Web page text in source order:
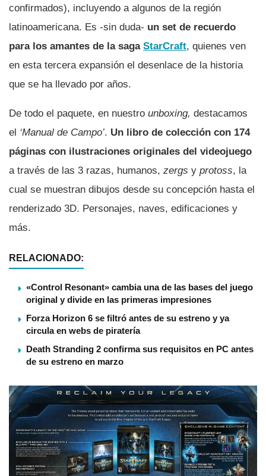
confirmados), incluyendo a algunos de la región
latinoamericana. Es -sin duda- un set de recuerdo
para los amantes de la saga StarCraft, quienes ven
en esta tercera expansión el desenlace de la historia
que se ha llevado por años.
De todo el paquete, en nuestro unboxing, destacamos
el ‘Manual de Campo’. Un libro de colección con 174
páginas con ilustraciones originales del videojuego
a través de las 3 razas, humanos, zergs y protoss, la
cual se muestran dibujos desde su concepción hasta el
renderizado 3D. Personajes, naves, edificaciones y
más.
RELACIONADO:
«Control Resonant» cambia una de las bases del juego
original y divide en las primeras impresiones
Forza Horizon 6 se filtró antes de su estreno y ya
circula en webs de piratería
Death Stranding 2 confirma sus requisitos en PC antes
de su estreno en marzo